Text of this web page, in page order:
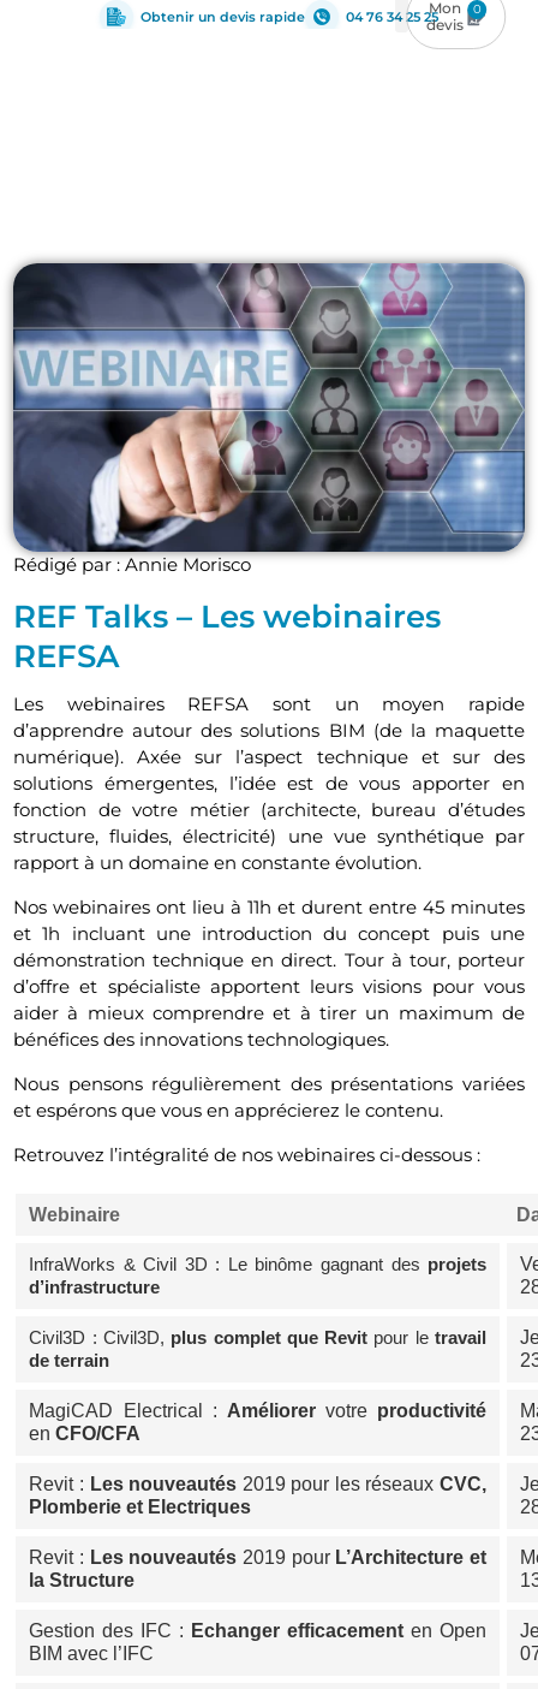
Obtenir un devis rapide 04 76 34 25 25 0
Architecture,Infrastructure,Management du
BIM
,MEP Structure
Rédigé par : Annie Morisco
REF Talks – Les webinaires
REFSA
Les webinaires REFSA sont un moyen rapide
d’apprendre autour des solutions BIM (de la maquette
numérique). Axée sur l’aspect technique et sur des
solutions émergentes, l’idée est de vous apporter en
fonction de votre métier (architecte, bureau d’études
structure, fluides, électricité) une vue synthétique par
rapport à un domaine en constante évolution.
Nos webinaires ont lieu à 11h et durent entre 45 minutes
et 1h incluant une introduction du concept puis une
démonstration technique en direct. Tour à tour, porteur
d’offre et spécialiste apportent leurs visions pour vous
aider à mieux comprendre et à tirer un maximum de
bénéfices des innovations technologiques.
Nous pensons régulièrement des présentations variées
et espérons que vous en apprécierez le contenu.
Retrouvez l’intégralité de nos webinaires ci-dessous :
Webinaire
InfraWorks & Civil 3D : Le binôme gagnant des projets
d’infrastructure
Civil3D : Civil3D, plus complet que Revit pour letravail
de terrain
MagiCAD Electrical : Améliorervotre productivité
enCFO/CFA
Revit : Les nouveautés 2019 pour les réseauxCVC,
Plomberie et Electriques
Revit : Les nouveautés 2019 pour L’Architecture et
la Structure
Gestion des IFC : Echanger efficacement en Open
BIM avec l’IFC